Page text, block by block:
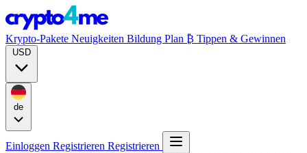
Krypto-Pakete Neuigkeiten Bildung Plan ₿ Tippen & Gewinnen
Einloggen Registrieren Registrieren